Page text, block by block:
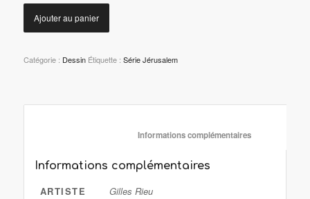
Ajouter au panier
Catégorie : Dessin Étiquette : Série Jérusalem
Informations
Informations complémentaires
ARTISTE
Gilles Rieu